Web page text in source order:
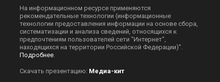
На информационном ресурсе применяются
рекомендательные технологии (информационные
технологии предоставления информации на основе сбора,
систематизации и анализа сведений, относящихся к
предпочтениям пользователей сети "Интернет",
находящихся на территории Российской Федерации)".
Подробнее
Скачать презентацию: Медиа-кит